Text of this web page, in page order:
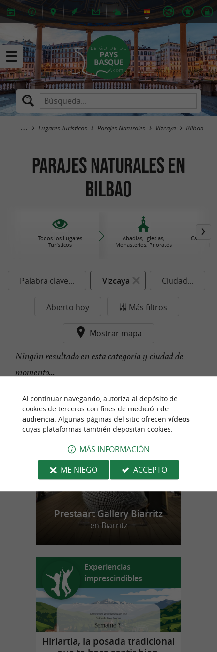
Lugares Turísticos Parajes Naturales Vizcaya Bilbao
Parajes Naturales en
Bilbao
Todos los Lugares
Turísticos
Abadias, Iglesias,
Monasterios, Prioratos
Castillos
Palabra clave... Vizcaya Ciudad...
Abierto hoy Más filtros
Mostrar mapa
Ningún resultado en esta categoría y ciudad de
momento...
n
u
e
s
t
r
o
f
a
v
o
r
i
t
o
Prestaart Gallery Biarritz
en Biarritz
Experiencias
imprescindibles
Hiriartia, la posada tradicional
Al continuar navegando, autoriza al depósito de
cookies de terceros con fines de medición de
audiencia . Algunas páginas del sitio ofrecen vídeos
cuyas plataformas también depositan cookies.
MÁS INFORMACIÓN
ME NIEGO
ACCEPTO